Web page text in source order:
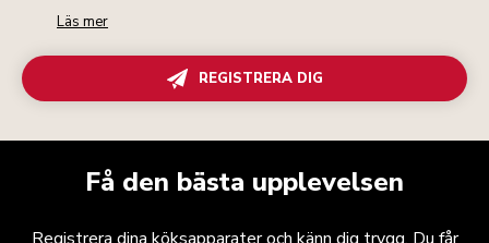
Läs mer
REGISTRERA DIG
Få den bästa upplevelsen